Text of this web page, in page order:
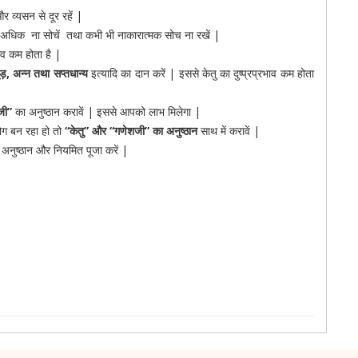
व्यसन से दूर रहें |
ना सोचें तथा कभी भी नाकारात्मक सोच ना रखें |
कम होता है |
,अन्न तथा सप्तधान्य इत्यादि का दान करें | इससे केतु का दुष्प्रप्रभाव कम होता
” का अनुष्ठान करावें | इससे आपको लाभ मिलेगा |
बन रहा हो तो“केतु” और“गणेशजी”का अनुष्ठान साथ में करावें |
और नियमित पूजा करें |